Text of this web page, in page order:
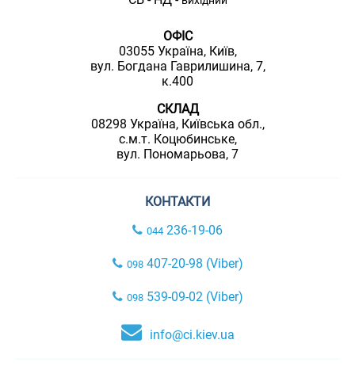
ОФІС
03055 Україна, Київ,
вул. Богдана Гаврилишина, 7,
к.400
СКЛАД
08298 Україна, Київська обл.,
с.м.т. Коцюбинське,
вул. Пономарьова, 7
КОНТАКТИ
044 236-19-06
098407-20-98 (Viber)
098539-09-02 (Viber)
info@ci.kiev.ua